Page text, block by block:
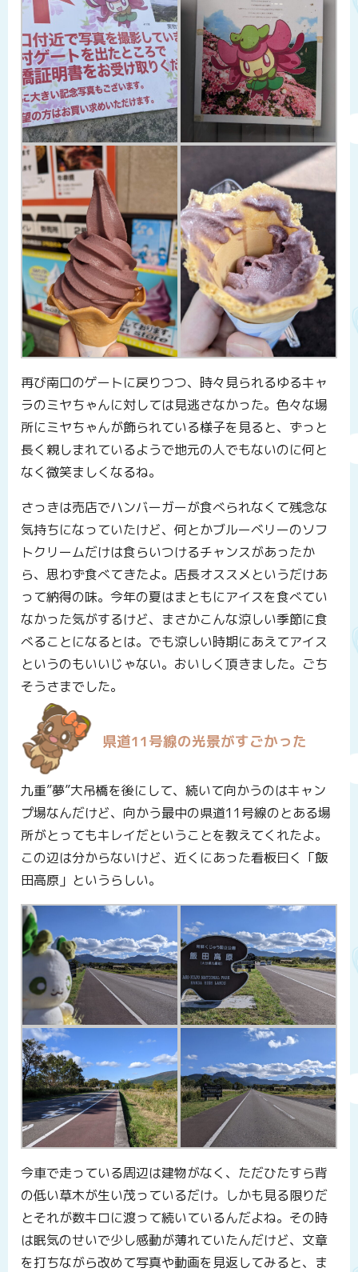
再び南口のゲートに戻りつつ、時々見られるゆるキャ
ラのミヤちゃんに対しては見逃さなかった。色々な場
所にミヤちゃんが飾られている様子を見ると、ずっと
長く親しまれているようで地元の人でもないのに何と
なく微笑ましくなるね。
さっきは売店でハンバーガーが食べられなくて残念な
気持ちになっていたけど、何とかブルーベリーのソフ
トクリームだけは食らいつけるチャンスがあったか
ら、思わず食べてきたよ。店長オススメというだけあ
って納得の味。今年の夏はまともにアイスを食べてい
なかった気がするけど、まさかこんな涼しい季節に食
べることになるとは。でも涼しい時期にあえてアイス
というのもいいじゃない。おいしく頂きました。ごち
そうさまでした。
県道11号線の光景がすごかった
九重”夢”大吊橋を後にして、続いて向かうのはキャン
プ場なんだけど、向かう最中の県道11号線のとある場
所がとってもキレイだということを教えてくれたよ。
この辺は分からないけど、近くにあった看板曰く「飯
田高原」というらしい。
今車で走っている周辺は建物がなく、ただひたすら背
の低い草木が生い茂っているだけ。しかも見る限りだ
とそれが数キロに渡って続いているんだよね。その時
は眠気のせいで少し感動が薄れていたんだけど、文章
を打ちながら改めて写真や動画を見返してみると、ま